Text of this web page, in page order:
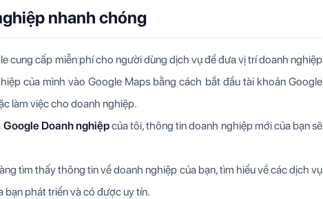
nhanh chóng
cung cấp miễn phí cho người dùng dịch vụ để đưa vị trí doanh nghiệp
của mình vào Google Maps bằng cách bắt đầu tài khoản Google
làm việc cho doanh nghiệp.
Google Doanh nghiệpcủa tôi, thông tin doanh nghiệp mới của bạn sẽ
tìm thấy thông tin về doanh nghiệp của bạn, tìm hiểu về các dịch vụ
bạn phát triển và có được uy tín.